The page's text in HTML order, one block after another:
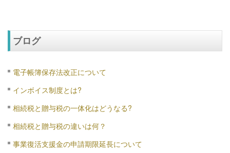
ブログ
電子帳簿保存法改正について
インボイス制度とは?
相続税と贈与税の一体化はどうなる?
相続税と贈与税の違いは何？
事業復活支援金の申請期限延長について